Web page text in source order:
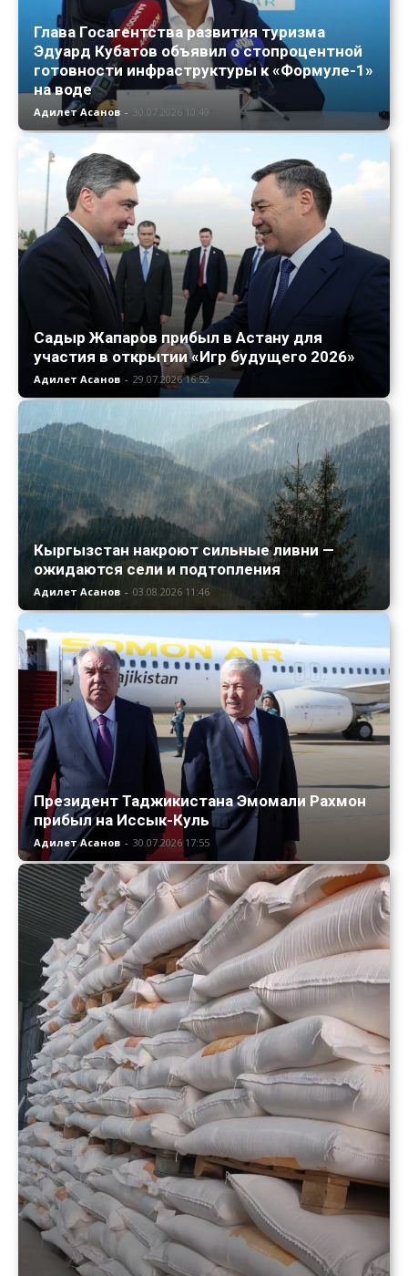
Глава Госагентства развития туризма
Эдуард Кубатов объявил о стопроцентной
готовности инфраструктуры к «Формуле-1»
на воде
Адилет Асанов - 30.07.2026 10:49
Садыр Жапаров прибыл в Астану для
участия в открытии «Игр будущего 2026»
Адилет Асанов - 29.07.2026 16:52
Кыргызстан накроют сильные ливни —
ожидаются сели и подтопления
Адилет Асанов - 03.08.2026 11:46
Президент Таджикистана Эмомали Рахмон
прибыл на Иссык-Куль
Адилет Асанов - 30.07.2026 17:55